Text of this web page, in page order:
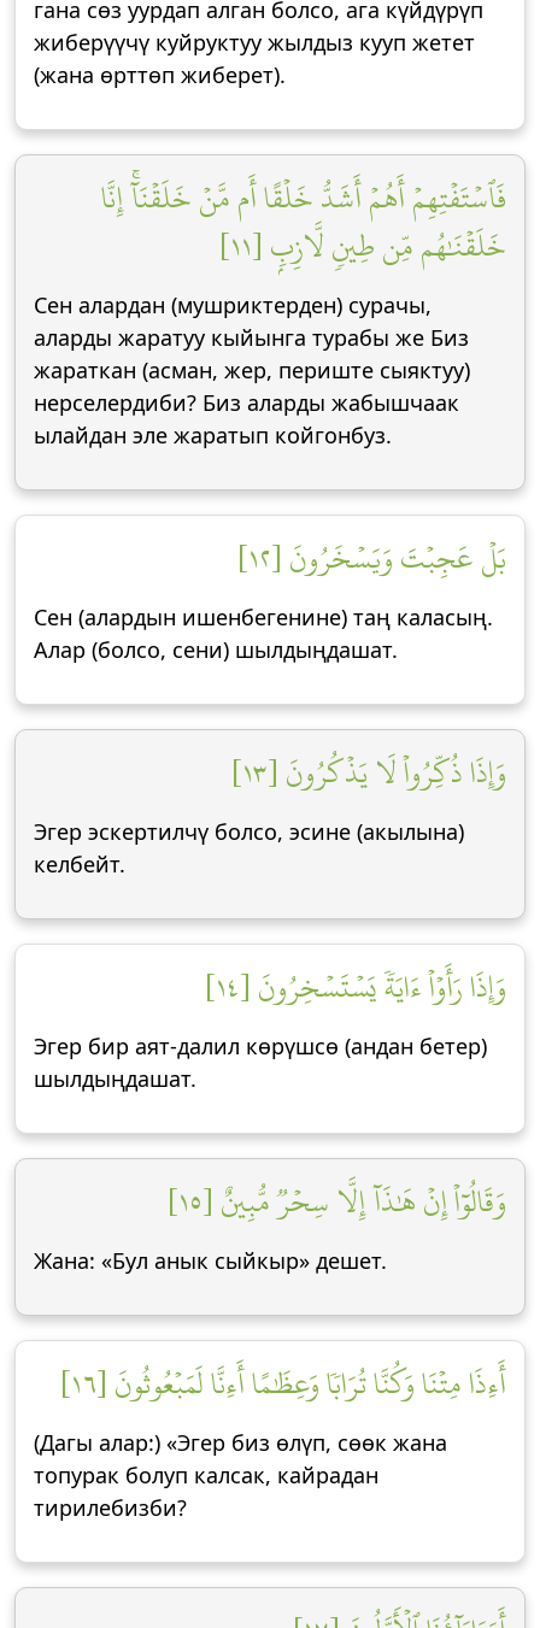
гана сөз уурдап алган болсо, ага күйдүрүп
жиберүүчү куйруктуу жылдыз кууп жетет
(жана өрттөп жиберет).
فَٱسۡتَفۡتِهِمۡ أَهُمۡ أَشَدُّ خَلۡقًا أَم مَّنۡ خَلَقۡنَآۚ إِنَّا
خَلَقۡنَٰهُم مِّن طِينٖ لَّازِبِۭ [١١]
Сен алардан (мушриктерден) сурачы,
аларды жаратуу кыйынга турабы же Биз
жараткан (асман, жер, периште сыяктуу)
нерселердиби? Биз аларды жабышчаак
ылайдан эле жаратып койгонбуз.
بَلۡ عَجِبۡتَ وَيَسۡخَرُونَ [١٢]
Сен (алардын ишенбегенине) таң каласың.
Алар (болсо, сени) шылдыңдашат.
وَإِذَا ذُكِّرُواْ لَا يَذۡكُرُونَ [١٣]
Эгер эскертилчү болсо, эсине (акылына)
келбейт.
وَإِذَا رَأَوۡاْ ءَايَةٗ يَسۡتَسۡخِرُونَ [١٤]
Эгер бир аят-далил көрүшсө (андан бетер)
шылдыңдашат.
وَقَالُوٓاْ إِنۡ هَٰذَآ إِلَّا سِحۡرٞ مُّبِينٌ [١٥]
Жана: «Бул анык сыйкыр» дешет.
أَءِذَا مِتۡنَا وَكُنَّا تُرَابٗا وَعِظَٰمًا أَءِنَّا لَمَبۡعُوثُونَ [١٦]
(Дагы алар:) «Эгер биз өлүп, сөөк жана
топурак болуп калсак, кайрадан
тирилебизби?